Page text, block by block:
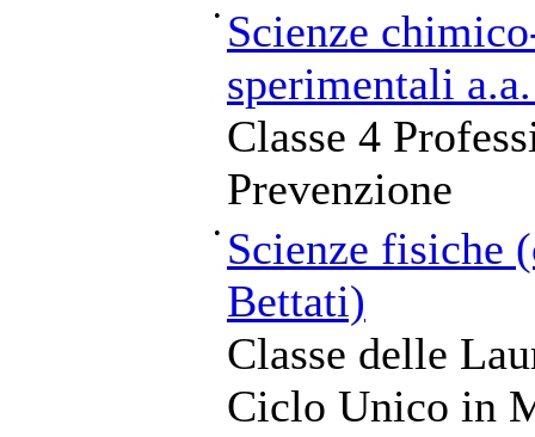
• Scienze
sperimentali
Classe 4
Prevenzione
• Scienze fisiche
Bettati)
Classe delle
Ciclo Unico in